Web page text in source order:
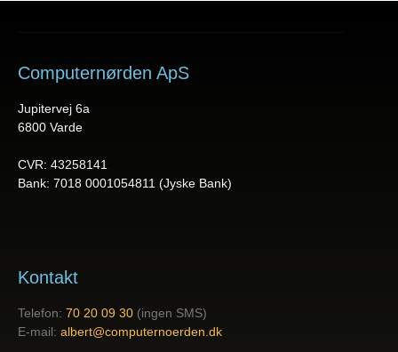
Computernørden ApS
Jupitervej 6a
6800 Varde
CVR: 43258141
Bank: 7018 0001054811 (Jyske Bank)
Kontakt
Telefon: 70 20 09 30 (ingen SMS)
E-mail: albert@computernoerden.dk